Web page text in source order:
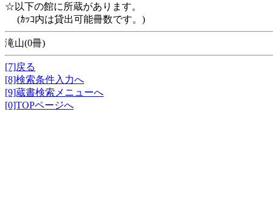
☆以下の館に所蔵があります。
(ｶｯｺ内は貸出可能冊数です。)
滝山(0冊)
[7]戻る
[8]検索条件入力へ
[9]蔵書検索メニューへ
[0]TOPページへ